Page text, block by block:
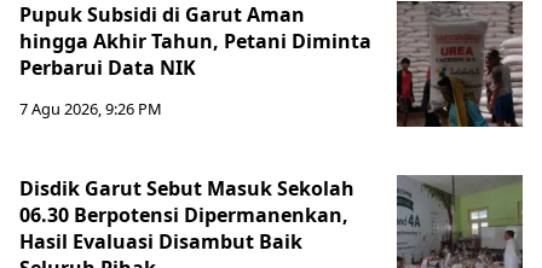
Pupuk Subsidi di Garut Aman
hingga Akhir Tahun, Petani Diminta
Perbarui Data NIK
7 Agu 2026, 9:26 PM
Disdik Garut Sebut Masuk Sekolah
06.30 Berpotensi Dipermanenkan,
Hasil Evaluasi Disambut Baik